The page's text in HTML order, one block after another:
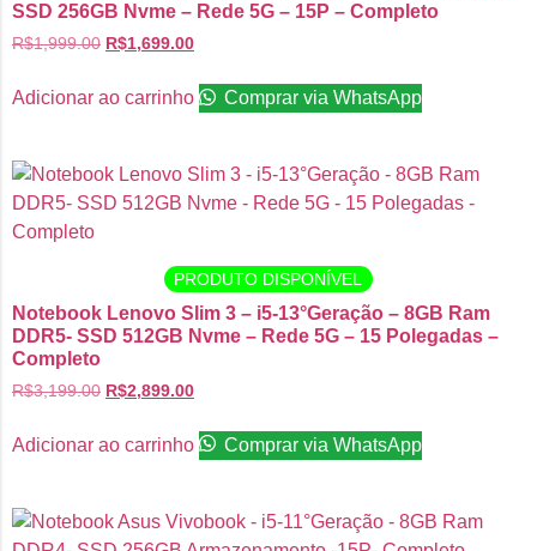
SSD 256GB Nvme – Rede 5G – 15P – Completo
R$1,999.00 R$1,699.00
Adicionar ao carrinho Comprar via WhatsApp
PRODUTO DISPONÍVEL
Notebook Lenovo Slim 3 – i5-13°Geração – 8GB Ram
DDR5- SSD 512GB Nvme – Rede 5G – 15 Polegadas –
Completo
R$3,199.00 R$2,899.00
Adicionar ao carrinho Comprar via WhatsApp